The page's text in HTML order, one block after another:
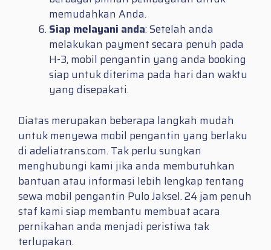
memudahkan Anda.
Siap melayani anda: Setelah anda
melakukan payment secara penuh pada
H-3, mobil pengantin yang anda booking
siap untuk diterima pada hari dan waktu
yang disepakati.
Diatas merupakan beberapa langkah mudah
untuk menyewa mobil pengantin yang berlaku
di adeliatrans.com. Tak perlu sungkan
menghubungi kami jika anda membutuhkan
bantuan atau informasi lebih lengkap tentang
sewa mobil pengantin Pulo Jaksel. 24 jam penuh
staf kami siap membantu membuat acara
pernikahan anda menjadi peristiwa tak
terlupakan.